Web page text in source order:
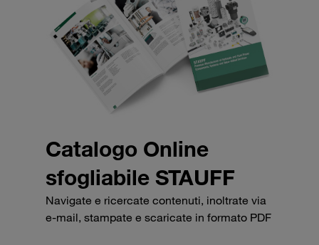
Catalogo Online
sfogliabile STAUFF
Navigate e ricercate contenuti, inoltrate via
e-mail, stampate e scaricate in formato PDF